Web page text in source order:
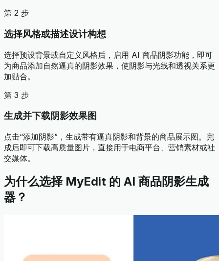
第 2 步
选择风格或描述设计构想
选择预设背景或自定义风格后，启用 AI 商品阴影功能，即可
为商品添加自然逼真的阴影效果，使阴影与光线和透视关系更
加贴合。
第 3 步
生成并下载阴影效果图
点击“添加阴影”，生成带有逼真阴影和背景的商品展示图。完
成后即可下载高质量图片，直接用于电商平台、营销素材或社
交媒体。
为什么选择 MyEdit 的 AI 商品阴影生成
器？